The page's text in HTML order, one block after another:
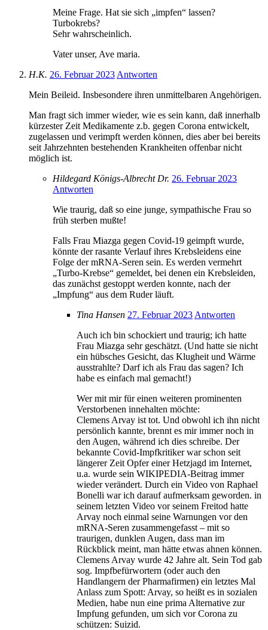
Meine Frage. Hat sie sich „impfen“ lassen?
Turbokrebs?
Sehr wahrscheinlich.
Vater unser, Ave maria.
H.K. 26. Februar 2023 Antworten
Mein Beileid. Insbesondere ihren unmittelbaren Angehörigen.
Man fragt sich immer wieder, wie es sein kann, daß innerhalb
kürzester Zeit Medikamente z.b. gegen Corona entwickelt,
zugelassen und verimpft werden können, dies aber bei bereits
seit Jahrzehnten bestehenden Krankheiten offenbar nicht
möglich ist.
Hildegard Königs-Albrecht Dr. 26. Februar 2023
Antworten
Wie traurig, daß so eine junge, sympathische Frau so
früh sterben mußte!
Falls Frau Miazga gegen Covid-19 geimpft wurde,
könnte der rasante Verlauf ihres Krebsleidens eine
Folge der mRNA-Seren sein. Es werden vermehrt
„Turbo-Krebse“ gemeldet, bei denen ein Krebsleiden,
das zunächst gestoppt werden konnte, nach der
„Impfung“ aus dem Ruder läuft.
Tina Hansen 27. Februar 2023 Antworten
Auch ich bin schockiert und traurig; ich hatte
Frau Miazga sehr geschätzt. (Und hatte sie nicht
ein hübsches Gesicht, das Klugheit und Wärme
ausstrahlte? Darf ich als Frau das sagen? Ich
habe es einfach mal gemacht!)
Wer mit mir für einen weiteren prominenten
Verstorbenen innehalten möchte:
Clemens Arvay ist tot. Und obwohl ich ihn nicht
persönlich kannte, brennt es mir immer noch in
den Augen, während ich dies schreibe. Der
bekannte Covid-Impfkritiker war schon seit
längerer Zeit Opfer einer Hetzjagd im Internet,
u.a. wurde sein WIKIPEDIA-Beitrag immer
wieder verändert. Durch ein Video von Raphael
Bonelli war ich darauf aufmerksam geworden. in
seinem letzten Video vor seinem Freitod hatte
Arvay noch einmal seine Warnungen vor den
mRNA-Seren zusammengefasst – mit so
traurigen, dunklen Augen, dass man im
Rückblick meint, man hätte etwas ahnen können.
Clemens Arvay wurde 42 Jahre alt. Sein Tod gab
sog. Impfbefürwortern (oder auch den
Handlangern der Pharmafirmen) ein letztes Mal
Anlass zum Spott: Arvay, so heißt es in sozialen
Medien, habe nun eine prima Alternative zur
Impfung gefunden, um sich vor Corona zu
schützen: Suizid.